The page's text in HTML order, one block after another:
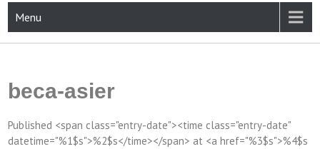
Menu
beca-asier
Published <span class="entry-date"><time class="entry-date"
datetime="%1$s">%2$s</time></span> at <a href="%3$s">%4$s